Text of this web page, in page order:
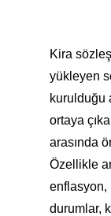
Kira
yükleyen
kurulduğu
ortaya
arasında
Özellikle
enflasyon,
durumlar,